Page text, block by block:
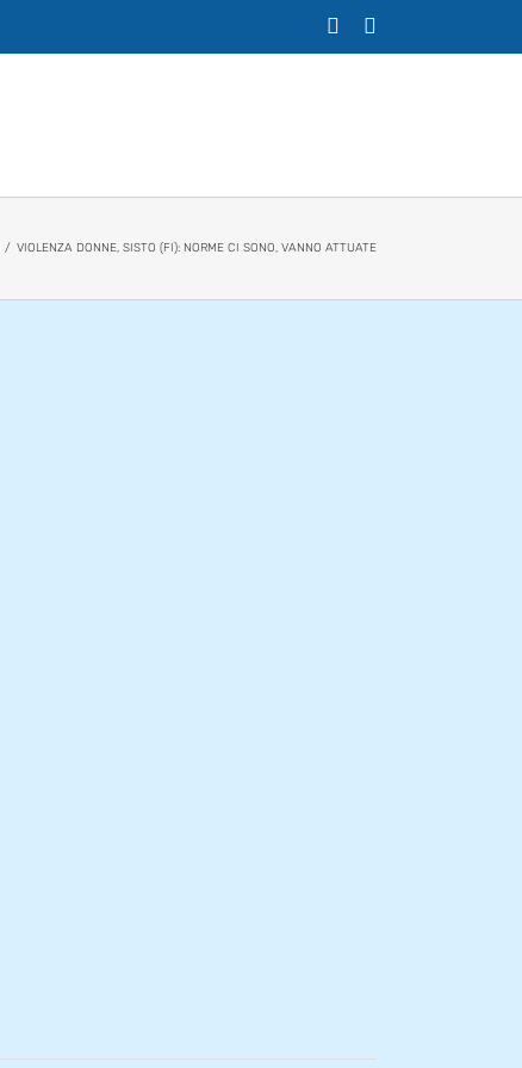
VIOLENZA DONNE, SISTO (FI): NORME CI SONO, VANNO ATTUATE